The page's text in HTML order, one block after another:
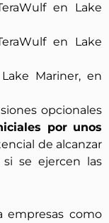
Mariner, en
opcionales
por unos
de alcanzar
se ejercen las
empresas como